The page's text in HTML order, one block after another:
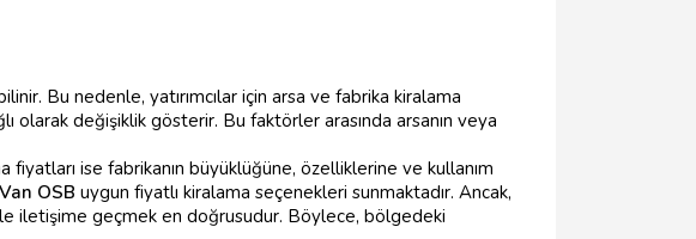
Bu nedenle, yatırımcılar için arsa ve fabrika kiralama
olarak değişiklik gösterir. Bu faktörler arasında arsanın veya
ise fabrikanın büyüklüğüne, özelliklerine ve kullanım
Van OSB uygun fiyatlı kiralama seçenekleri sunmaktadır. Ancak,
iletişime geçmek en doğrusudur. Böylece, bölgedeki